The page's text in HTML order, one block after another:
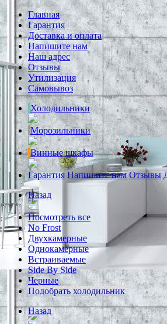
Главная
Гарантия
Доставка и оплата
Напишите нам
Наш адрес
Отзывы
Утилизация
Самовывоз
Холодильники
Морозильники
Винные шкафы
Гарантия Напишите нам Отзывы
Назад
Посмотреть все
No Frost
Двухкамерные
Однокамерные
Встраиваемые
Side By Side
Черные
Подобрать холодильник
Назад